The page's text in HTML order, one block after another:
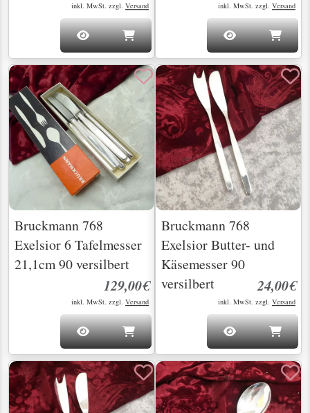
inkl. MwSt. zzgl. Versand inkl. MwSt. zzgl. Versand
Bruckmann 768
Exelsior 6 Tafelmesser
21,1cm 90 versilbert
129,00€
inkl. MwSt. zzgl. Versand
Bruckmann 768
Exelsior Butter- und
Käsemesser 90
versilbert
24,00€
inkl. MwSt. zzgl. Versand